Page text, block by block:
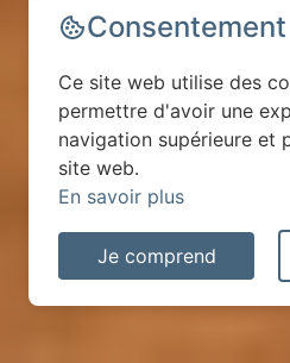
Ce site web utilise des
permettre d'avoir une
navigation supérieure et
site web.
En savoir plus
Je comprend